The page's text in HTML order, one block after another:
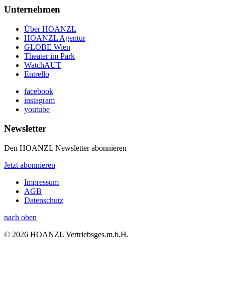
Unternehmen
Über HOANZL
HOANZL Agentur
GLOBE Wien
Theater im Park
WatchAUT
Entrello
facebook
instagram
youtube
Newsletter
Den HOANZL Newsletter abonnieren
Jetzt abonnieren
Impressum
AGB
Datenschutz
nach oben
© 2026 HOANZL Vertriebsges.m.b.H.